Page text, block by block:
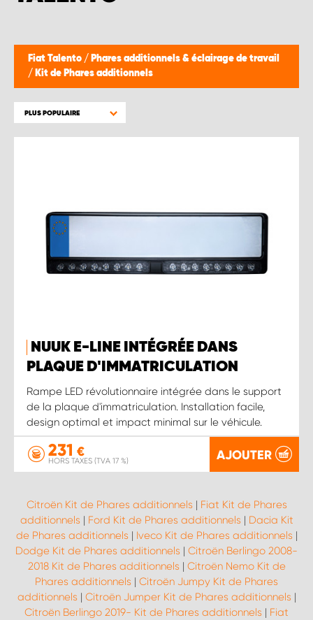
Fiat Talento / Phares additionnels & éclairage de travail
/ Kit de Phares additionnels
PLUS POPULAIRE
NUUK E-LINE INTÉGRÉE DANS
PLAQUE D'IMMATRICULATION
Rampe LED révolutionnaire intégrée dans le support
de la plaque d'immatriculation. Installation facile,
design optimal et impact minimal sur le véhicule.
231 €
HORS TAXES (TVA 17 %) AJOUTER
Citroën Kit de Phares additionnels | Fiat Kit de Phares
additionnels | Ford Kit de Phares additionnels | Dacia Kit
de Phares additionnels | Iveco Kit de Phares additionnels |
Dodge Kit de Phares additionnels | Citroën Berlingo 2008-
2018 Kit de Phares additionnels | Citroën Nemo Kit de
Phares additionnels | Citroën Jumpy Kit de Phares
additionnels | Citroën Jumper Kit de Phares additionnels |
Citroën Berlingo 2019- Kit de Phares additionnels | Fiat